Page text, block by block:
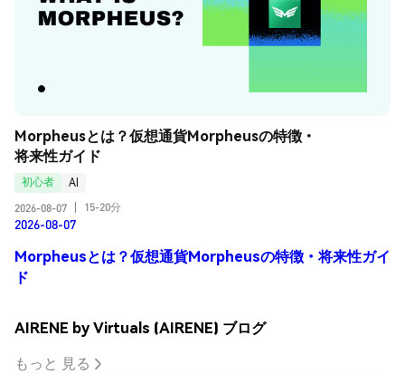
Morpheusとは？仮想通貨Morpheusの特徴・
将来性ガイド
初心者
AI
2026-08-07
15-20分
2026-08-07
Morpheusとは？仮想通貨Morpheusの特徴・将来性ガイ
ド
AIRENE by Virtuals (AIRENE) ブログ
もっと 見る